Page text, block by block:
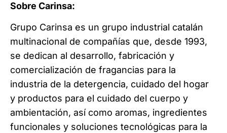
Sobre Carinsa:
Grupo Carinsa es un grupo industrial catalán
multinacional de compañías que, desde 1993,
se dedican al desarrollo, fabricación y
comercialización de fragancias para la
industria de la detergencia, cuidado del hogar
y productos para el cuidado del cuerpo y
ambientación, así como aromas, ingredientes
funcionales y soluciones tecnológicas para la